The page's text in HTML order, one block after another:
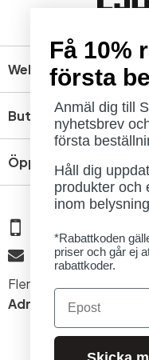
Webbshop
Butik
Öppettider
info@ljusbutik.se
Fler kontaktuppgifter »
Adress:
Få 10%
första
Anmäl dig till
nyhetsbrev
första
Håll dig
produkter och
inom
*Rabattkoden
priser och går ej
rabattkoder.
Email